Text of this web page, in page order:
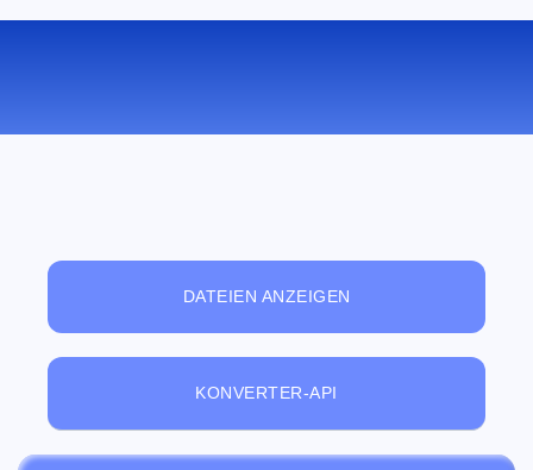
DATEIEN ANZEIGEN
KONVERTER-API